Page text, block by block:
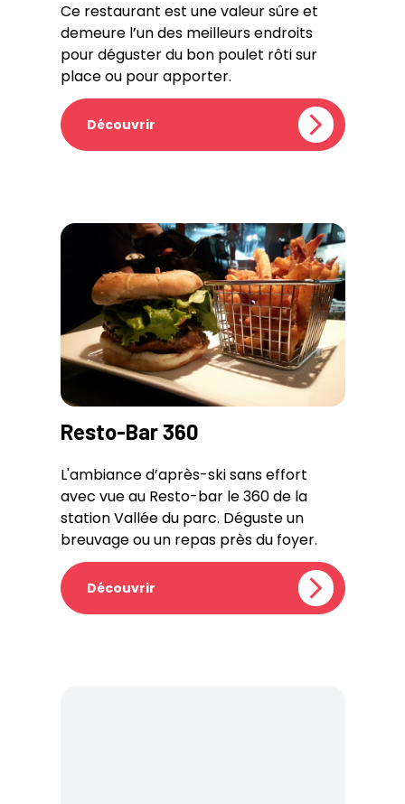
Ce restaurant est une valeur sûre et
demeure l’un des meilleurs endroits
pour déguster du bon poulet rôti sur
place ou pour apporter.
Découvrir
Resto-Bar 360
L'ambiance d’après-ski sans effort
avec vue au Resto-bar le 360 de la
station Vallée du parc. Déguste un
breuvage ou un repas près du foyer.
Découvrir